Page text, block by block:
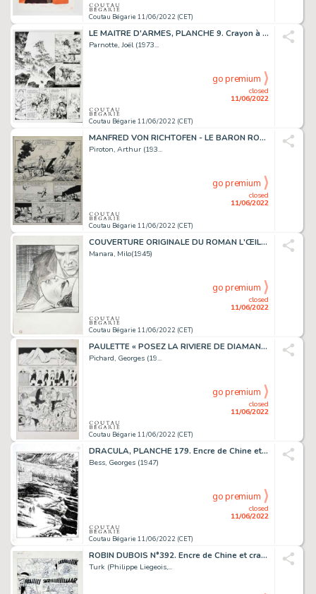
Coutau Bégarie 11/06/2022 (CET)
LE MAITRE D'ARMES, PLANCHE 9. Crayon à papier, encre...
Parnotte, Joël (1973...
Coutau Bégarie 11/06/2022 (CET)
closed
11/06/2022
go premium
MANFRED VON RICHTOFEN - LE BARON ROUGE «MANFRED VON...
Piroton, Arthur (193...
Coutau Bégarie 11/06/2022 (CET)
closed
11/06/2022
go premium
COUVERTURE ORIGINALE DU ROMAN L'ŒIL ROUGE. Crayon,...
Manara, Milo(1945)
Coutau Bégarie 11/06/2022 (CET)
closed
11/06/2022
go premium
PAULETTE « POSEZ LA RIVIERE DE DIAMANTS SUR LE TAS...
Pichard, Georges (19...
Coutau Bégarie 11/06/2022 (CET)
closed
11/06/2022
go premium
DRACULA, PLANCHE 179. Encre de Chine et crayon sur...
Bess, Georges (1947)
Coutau Bégarie 11/06/2022 (CET)
closed
11/06/2022
go premium
ROBIN DUBOIS N°392. Encre de Chine et crayon bleu sur...
Turk (Philippe Liegeois,...